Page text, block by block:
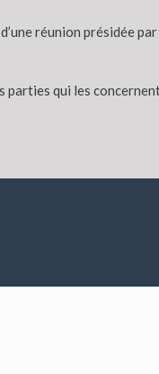
réunion présidée
parties qui les